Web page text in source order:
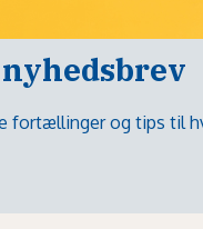
fortællinger og tips til